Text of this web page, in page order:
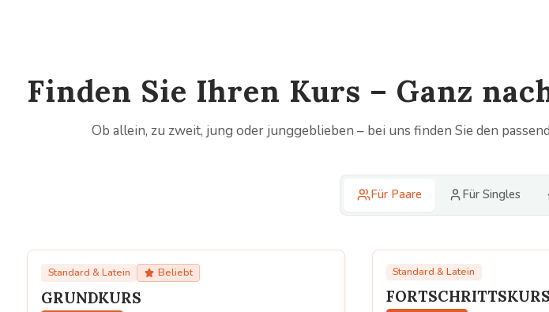
Finden Sie Ihren Kurs – Ganz
Ob allein, zu zweit, jung oder junggeblieben – bei uns finden Sie den
Für Paare Für Singles
Standard & Latein Beliebt
GRUNDKURS
Standard & Latein
FORTSCHRITTSKURS